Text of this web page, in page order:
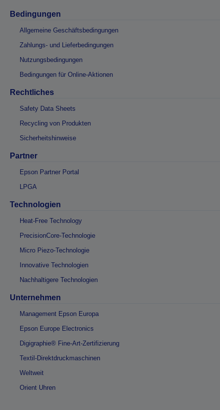
Bedingungen
Allgemeine Geschäftsbedingungen
Zahlungs- und Lieferbedingungen
Nutzungsbedingungen
Bedingungen für Online-Aktionen
Rechtliches
Safety Data Sheets
Recycling von Produkten
Sicherheitshinweise
Partner
Epson Partner Portal
LPGA
Technologien
Heat-Free Technology
PrecisionCore-Technologie
Micro Piezo-Technologie
Innovative Technologien
Nachhaltigere Technologien
Unternehmen
Management Epson Europa
Epson Europe Electronics
Digigraphie® Fine-Art-Zertifizierung
Textil-Direktdruckmaschinen
Weltweit
Orient Uhren